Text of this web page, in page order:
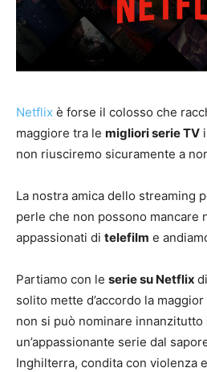
Netflix è forse il colosso che
maggiore tra le migliori serie TV
non riusciremo sicuramente a
La nostra amica dello streaming
perle che non possono mancare
appassionati di telefilm e
Partiamo con le serie su Netflix
solito mette d’accordo la
non si può nominare innanzitutto
un’appassionante serie dal
Inghilterra, condita con violenza